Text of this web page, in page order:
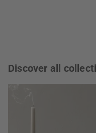
Discover all